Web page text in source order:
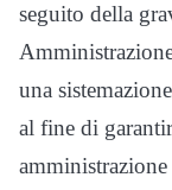
seguito della
una
al fine di